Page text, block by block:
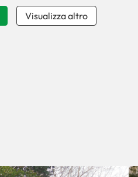
Visualizza altro